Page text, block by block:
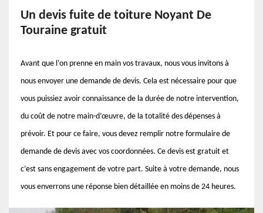
Un devis fuite de toiture Noyant De
Touraine gratuit
Avant que l’on prenne en main vos travaux, nous vous invitons à
nous envoyer une demande de devis. Cela est nécessaire pour que
vous puissiez avoir connaissance de la durée de notre intervention,
du coût de notre main-d’œuvre, de la totalité des dépenses à
prévoir. Et pour ce faire, vous devez remplir notre formulaire de
demande de devis avec vos coordonnées. Ce devis est gratuit et
c’est sans engagement de votre part. Suite à votre demande, nous
vous enverrons une réponse bien détaillée en moins de 24 heures.